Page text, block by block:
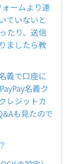
ームより連
ていないと
たり、送信
ましたら教
義で口座に
名義ク
レジットカ
も見たので